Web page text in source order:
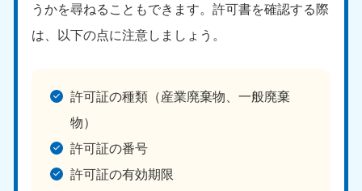
うかを尋ねることもできます。許可書を確認する際
は、以下の点に注意しましょう。
許可証の種類（産業廃棄物、一般廃棄
物）
許可証の番号
許可証の有効期限